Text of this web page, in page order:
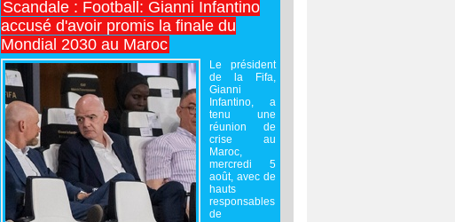
Scandale : Football: Gianni Infantino
accusé d'avoir promis la finale du
Mondial 2030 au Maroc
Le président
de la Fifa,
Gianni
Infantino, a
tenu une
réunion de
crise au
Maroc,
mercredi 5
août, avec de
hauts
responsables
de